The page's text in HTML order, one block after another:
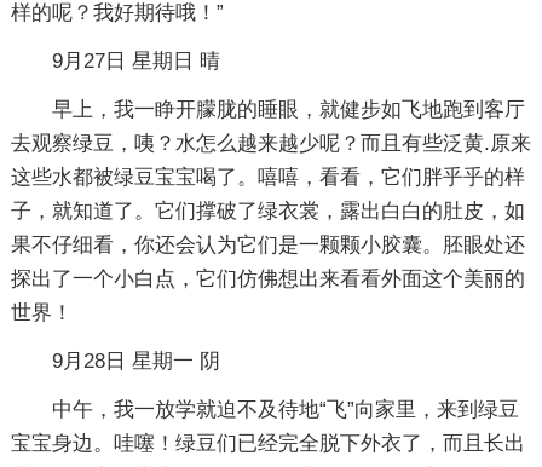
样的呢？我好期待哦！”
9月27日 星期日 晴
早上，我一睁开朦胧的睡眼，就健步如飞地跑到客厅
去观察绿豆，咦？水怎么越来越少呢？而且有些泛黄.原来
这些水都被绿豆宝宝喝了。嘻嘻，看看，它们胖乎乎的样
子，就知道了。它们撑破了绿衣裳，露出白白的肚皮，如
果不仔细看，你还会认为它们是一颗颗小胶囊。胚眼处还
探出了一个小白点，它们仿佛想出来看看外面这个美丽的
世界！
9月28日 星期一 阴
中午，我一放学就迫不及待地“飞”向家里，来到绿豆
宝宝身边。哇噻！绿豆们已经完全脱下外衣了，而且长出